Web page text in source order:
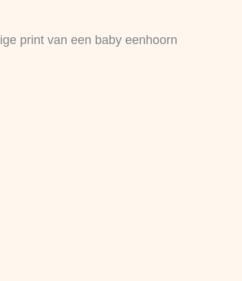
print van een baby eenhoorn